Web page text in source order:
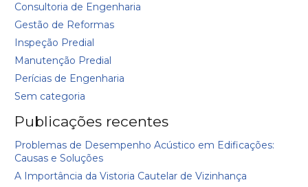
Consultoria de Engenharia
Gestão de Reformas
Inspeção Predial
Manutenção Predial
Perícias de Engenharia
Sem categoria
Publicações recentes
Problemas de Desempenho Acústico em Edificações:
Causas e Soluções
A Importância da Vistoria Cautelar de Vizinhança